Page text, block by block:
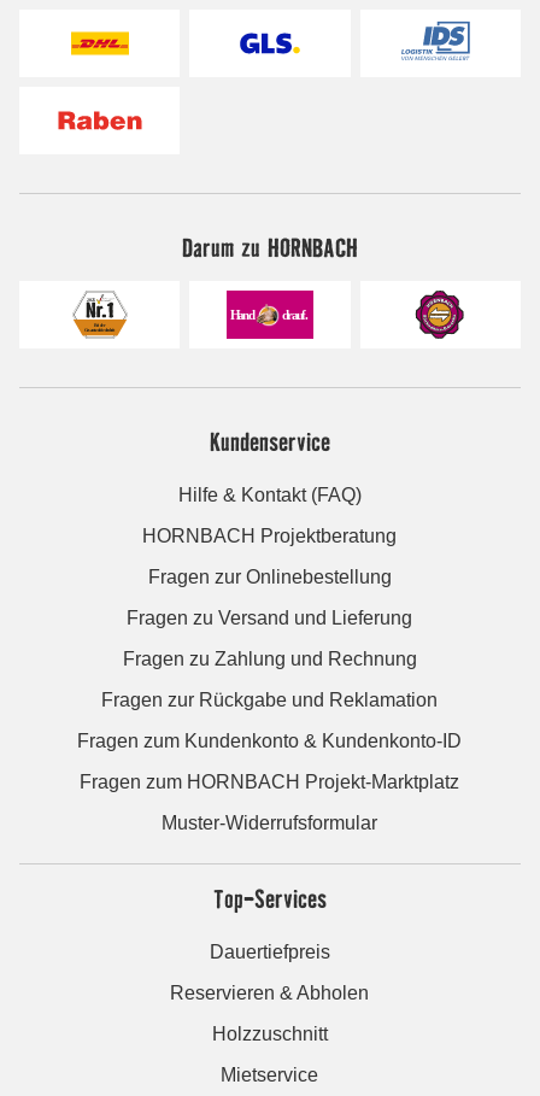
Darum zu HORNBACH
Kundenservice
Hilfe & Kontakt (FAQ)
HORNBACH Projektberatung
Fragen zur Onlinebestellung
Fragen zu Versand und Lieferung
Fragen zu Zahlung und Rechnung
Fragen zur Rückgabe und Reklamation
Fragen zum Kundenkonto & Kundenkonto-ID
Fragen zum HORNBACH Projekt-Marktplatz
Muster-Widerrufsformular
Top-Services
Dauertiefpreis
Reservieren & Abholen
Holzzuschnitt
Mietservice